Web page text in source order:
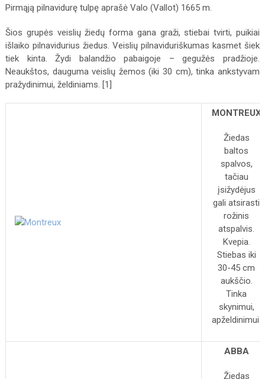
Pirmąją pilnavidurę tulpę aprašė Valo (Vallot) 1665 m.
Šios grupės veislių žiedų forma gana graži, stiebai tvirti, puikiai
išlaiko pilnavidurius žiedus. Veislių pilnaviduriškumas kasmet šiek
tiek kinta. Žydi balandžio pabaigoje – gegužės pradžioje.
Neaukštos, dauguma veislių žemos (iki 30 cm), tinka ankstyvam
pražydinimui, želdiniams. [1]
MONTREUX
Žiedas
baltos
spalvos,
tačiau
įsižydėjus
gali atsirasti
rožinis
atspalvis.
Kvepia.
Stiebas iki
30-45 cm
aukščio.
Tinka
skynimui,
apželdinimui.
ABBA
Žiedas